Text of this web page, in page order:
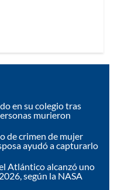
en su colegio tras
murieron
de crimen de mujer
ayudó a capturarlo
Atlántico alcanzó uno
según la NASA